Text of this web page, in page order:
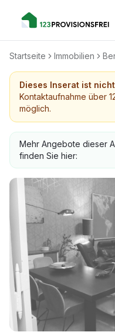
Startseite Immobilien
Dieses Inserat ist
Kontaktaufnahme über
möglich.
Mehr Angebote dieser
finden Sie hier: